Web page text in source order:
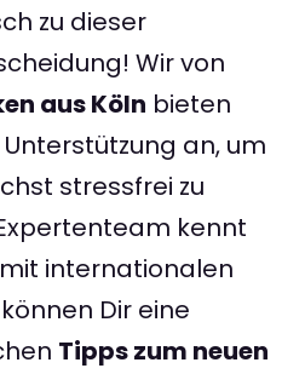
zu dieser
Wir von
aus Köln bieten
an, um
stressfrei zu
kennt
internationalen
Dir eine
Tipps zum neuen